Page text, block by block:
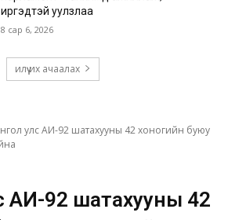
иргэдтэй уулзлаа
8 сар 6, 2026
илүү их ачаалах